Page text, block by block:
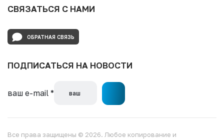
СВЯЗАТЬСЯ С НАМИ
ОБРАТНАЯ СВЯЗЬ
ПОДПИСАТЬСЯ НА НОВОСТИ
ваш e-mail *
Все права защищены © 2026. Любое копирование и